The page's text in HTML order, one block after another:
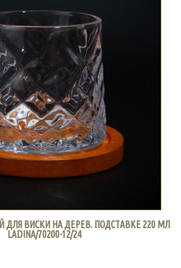
ВИСКИ НА ДЕРЕВ. ПОДСТАВКЕ 220 МЛ
LADINA/70200-12/24